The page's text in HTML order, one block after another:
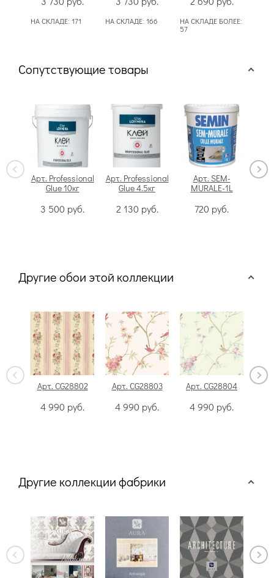
НА СКЛАДЕ: 171 НА СКЛАДЕ: 166
НА СКЛАДЕ БОЛЕЕ:
57
Сопутствующие товары
Арт. Professional
Glue 10кг
3 500 руб.
Арт. Professional
Glue 4.5кг
2 130 руб.
Арт. SEM-
MURALE-1L
720 руб.
Другие обои этой коллекции
Арт. CG28802
4 990 руб.
Арт. CG28803
4 990 руб.
Арт. CG28804
4 990 руб.
Другие коллекции фабрики